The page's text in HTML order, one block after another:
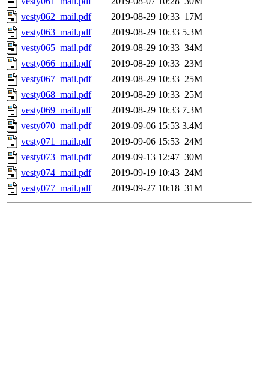
vesty062_mail.pdf
2019-08-29 10:33 17M
vesty063_mail.pdf
2019-08-29 10:33 5.3M
vesty065_mail.pdf
2019-08-29 10:33 34M
vesty066_mail.pdf
2019-08-29 10:33 23M
vesty067_mail.pdf
2019-08-29 10:33 25M
vesty068_mail.pdf
2019-08-29 10:33 25M
vesty069_mail.pdf
2019-08-29 10:33 7.3M
vesty070_mail.pdf
2019-09-06 15:53 3.4M
vesty071_mail.pdf
2019-09-06 15:53 24M
vesty073_mail.pdf
2019-09-13 12:47 30M
vesty074_mail.pdf
2019-09-19 10:43 24M
vesty077_mail.pdf
2019-09-27 10:18 31M